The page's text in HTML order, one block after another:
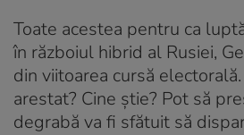
Toate acestea pentru ca
în războiul hibrid al Rusiei,
din viitoarea cursă
arestat? Cine ştie? Pot să
degrabă va fi sfătuit să